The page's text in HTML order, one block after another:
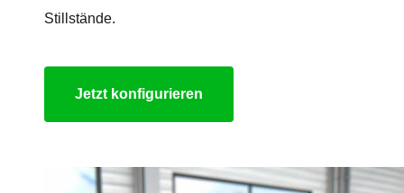
Stillstände.
Jetzt konfigurieren